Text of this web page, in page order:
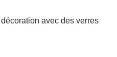
avec des verres